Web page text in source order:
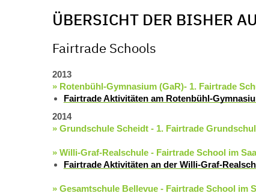
ÜBERSICHT DER BISHER
Fairtrade Schools
2013
» Rotenbühl-Gymnasium (GaR)- 1. Fairtrade
Fairtrade Aktivitäten am Rotenbühl-
2014
» Grundschule Scheidt - 1. Fairtrade
» Willi-Graf-Realschule - Fairtrade School im
Fairtrade Aktivitäten an der Willi-Graf-
» Gesamtschule Bellevue - Fairtrade School im